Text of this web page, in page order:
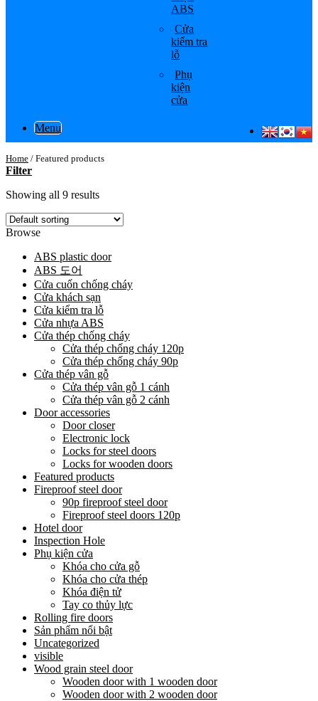
ABS
Cửa
kiểm tra
lỗ
Phụ
kiện
cửa
Menu
Home / Featured products
Filter
Showing all 9 results
Browse
ABS plastic door
ABS 도어
Cửa cuốn chống cháy
Cửa khách sạn
Cửa kiểm tra lỗ
Cửa nhựa ABS
Cửa thép chống cháy
Cửa thép chống cháy 120p
Cửa thép chống cháy 90p
Cửa thép vân gỗ
Cửa thép vân gỗ 1 cánh
Cửa thép vân gỗ 2 cánh
Door accessories
Door closer
Electronic lock
Locks for steel doors
Locks for wooden doors
Featured products
Fireproof steel door
90p fireproof steel door
Fireproof steel doors 120p
Hotel door
Inspection Hole
Phụ kiện cửa
Khóa cho cửa gỗ
Khóa cho cửa thép
Khóa điện tử
Tay co thủy lực
Rolling fire doors
Sản phẩm nổi bật
Uncategorized
visible
Wood grain steel door
Wooden door with 1 wooden door
Wooden door with 2 wooden door